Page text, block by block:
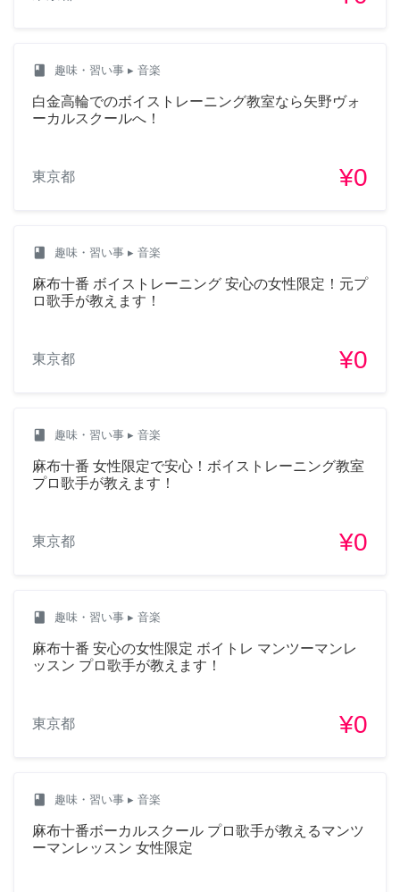
class 趣味・習い事 ▸ 音楽
白金高輪でのボイストレーニング教室なら矢野ヴォ
ーカルスクールへ！
東京都 ¥0
class 趣味・習い事 ▸ 音楽
麻布十番 ボイストレーニング 安心の女性限定！元プ
ロ歌手が教えます！
東京都 ¥0
class 趣味・習い事 ▸ 音楽
麻布十番 女性限定で安心！ボイストレーニング教室
プロ歌手が教えます！
東京都 ¥0
class 趣味・習い事 ▸ 音楽
麻布十番 安心の女性限定 ボイトレ マンツーマンレ
ッスン プロ歌手が教えます！
東京都 ¥0
class 趣味・習い事 ▸ 音楽
麻布十番ボーカルスクール プロ歌手が教えるマンツ
ーマンレッスン 女性限定